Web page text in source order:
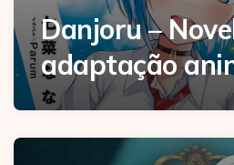
Danjoru –
adaptação